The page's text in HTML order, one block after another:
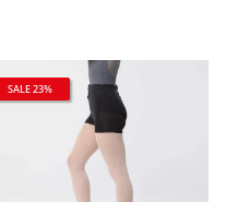
SALE 23%